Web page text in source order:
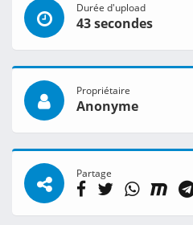
Durée d'upload
43 secondes
Propriétaire
Anonyme
Partage